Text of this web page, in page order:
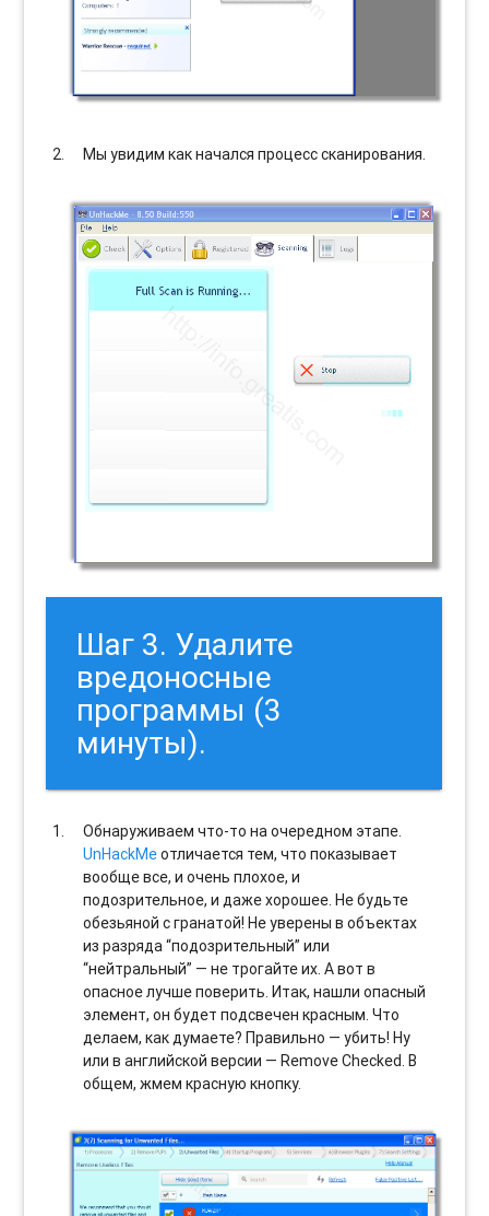
Мы увидим как начался процесс сканирования.
Шаг 3. Удалите
вредоносные
программы (3
минуты).
Обнаруживаем что-то на очередном этапе.
UnHackMeотличается тем, что показывает
вообще все, и очень плохое, и
подозрительное, и даже хорошее. Не будьте
обезьяной с гранатой! Не уверены в объектах
из разряда “подозрительный” или
“нейтральный” — не трогайте их. А вот в
опасное лучше поверить. Итак, нашли опасный
элемент, он будет подсвечен красным. Что
делаем, как думаете? Правильно — убить! Ну
или в английской версии — Remove Checked. В
общем, жмем красную кнопку.